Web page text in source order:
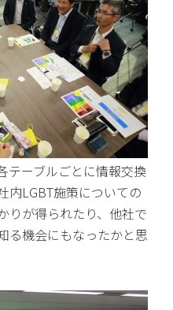
テーブルごとに情報交換
内LGBT施策についての
りが得られたり、他社で
る機会にもなったかと思